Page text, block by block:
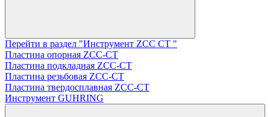
Перейти в раздел "Инструмент ZCС CT "
Пластина опорная ZCC-CT
Пластина подкладная ZCC-CT
Пластина резьбовая ZCC-CT
Пластина твердосплавная ZCC-CT
Инструмент GUHRING